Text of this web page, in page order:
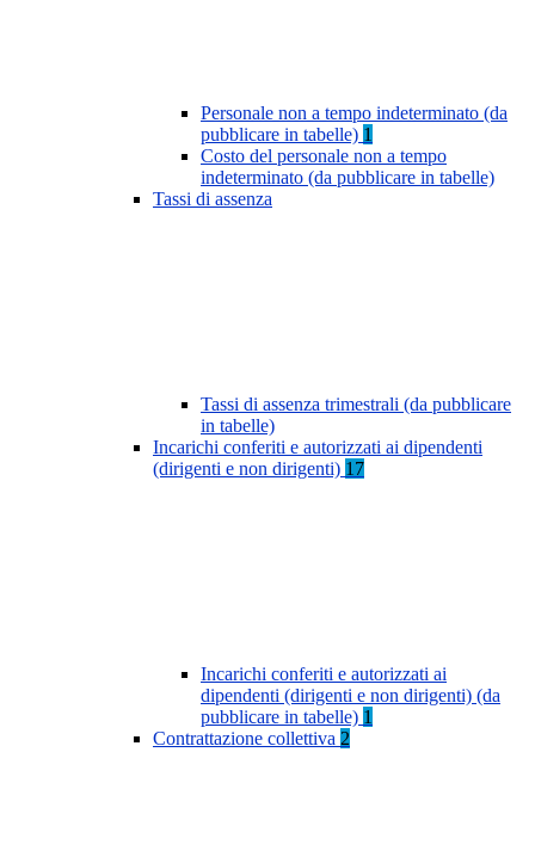
Personale non a tempo indeterminato (da
pubblicare in tabelle) 1
Costo del personale non a tempo
indeterminato (da pubblicare in tabelle)
Tassi di assenza
Tassi di assenza trimestrali (da pubblicare
in tabelle)
Incarichi conferiti e autorizzati ai dipendenti
(dirigenti e non dirigenti) 17
Incarichi conferiti e autorizzati ai
dipendenti (dirigenti e non dirigenti) (da
pubblicare in tabelle) 1
Contrattazione collettiva 2